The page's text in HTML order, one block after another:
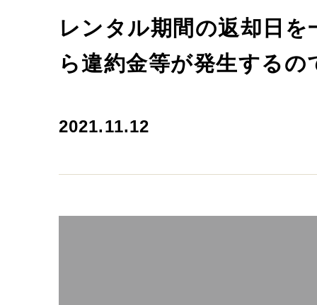
レンタル期間の返却日
ら違約金等が発生するの
2021.11.12